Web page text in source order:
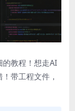
教程！想走AI
带工程文件，